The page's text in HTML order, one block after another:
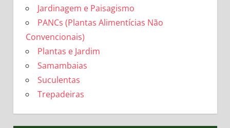
Jardinagem e Paisagismo
PANCs (Plantas Alimentícias Não
Convencionais)
Plantas e Jardim
Samambaias
Suculentas
Trepadeiras